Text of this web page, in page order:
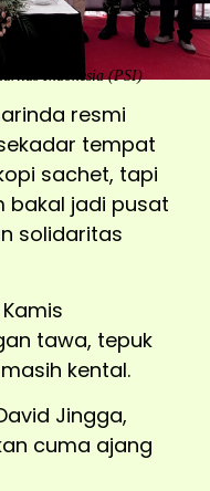
Indonesia (PSI)
resmi
tempat
sachet, tapi
bakal jadi pusat
solidaritas
tawa, tepuk
kental.
Jingga,
cuma ajang